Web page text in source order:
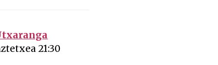
21:30